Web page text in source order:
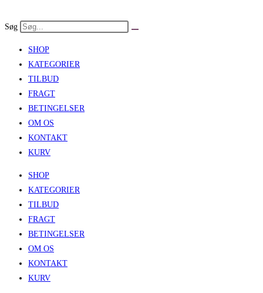
to
Søg
SHOP
KATEGORIER
TILBUD
FRAGT
BETINGELSER
OM OS
KONTAKT
KURV
SHOP
KATEGORIER
TILBUD
FRAGT
BETINGELSER
OM OS
KONTAKT
KURV